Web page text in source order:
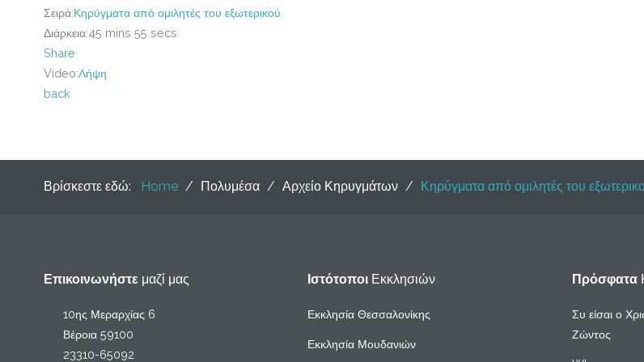
Σειρά:Κηρύγματα από ομιλητές του εξωτερικού
Διάρκεια:45 mins 55 secs
Share
Video:Λήψη
back
Βρίσκεστε εδώ: Home / Πολυμέσα / Αρχείο Κηρυγμάτων / Κηρύγματα από ομιλητές του
Επικοινωνήστε μαζί μας
10ης Μεραρχίας 6
Βέροια 59100
23310-65092
Ιστότοποι Εκκλησιών
Εκκλησία Θεσσαλονίκης
Εκκλησία Μουδανιών
Πρόσφατα
Συ είσαι ο
Ζώντος